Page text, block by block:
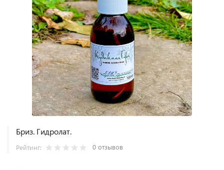
Бриз. Гидролат.
Рейтинг: 0 отзывов